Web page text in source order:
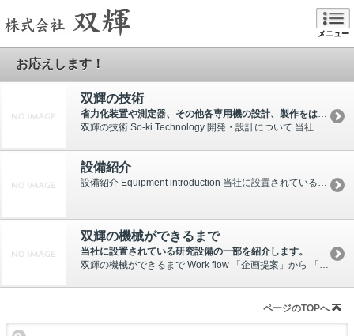
メニュー
お応えします！
双輝の技術
省力化装置や測定器、その他各専用機の設計、製作をはじめ、各種機械の開発製造
双輝の技術 So-ki Technology 開発・設計について 当社では、多種多様な形態の機械装置や汎用・専用工作機械用開発そして治具・工具類等の製作を行っております。高精度の機械開発技術と...
設備紹介
双輝の機械ができるまで
当社に設置されている研究設備の一部を紹介します。
ページのTOPへ